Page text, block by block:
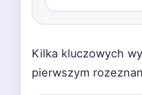
Kilka kluczowych
pierwszym